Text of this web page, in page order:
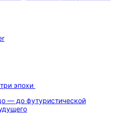
эпохи
— до футуристической